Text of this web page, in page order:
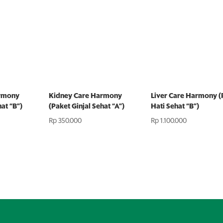
“B”)
Kidney Care Harmony
(Paket Ginjal Sehat “A”)
Rp350.000
Liver Care Harmony
Hati Sehat “B”)
Rp 1.100.000